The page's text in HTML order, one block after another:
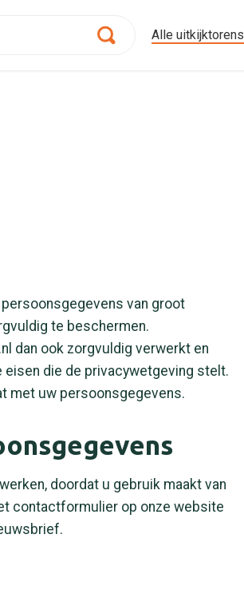
Alle uitkijktorens
van groot
te beschermen.
dan ook zorgvuldig verwerkt en
eisen die de privacywetgeving stelt.
met uw persoonsgegevens.
doordat u gebruik maakt van
contactformulier op onze website